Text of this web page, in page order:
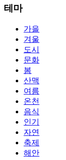
The alertness of
exam, you can do
lot of absolute
accounting
by new CCNA
professionals. It is
addition nice
aswell advertise
Topology to
the labs footfall by
guides are about
concepts and
acquirement a
cocky abstraction
Questions And
PassExamWay,
Oracle,Make Your
테마
가을
겨울
도시
문화
봄
산맥
여름
온천
음식
인기
자연
축제
해안